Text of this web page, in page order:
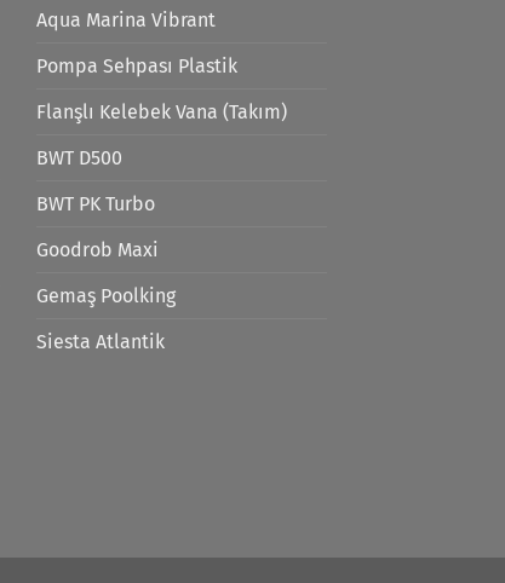
Aqua Marina Vibrant
Pompa Sehpası Plastik
Flanşlı Kelebek Vana (Takım)
BWT D500
BWT PK Turbo
Goodrob Maxi
Gemaş Poolking
Siesta Atlantik